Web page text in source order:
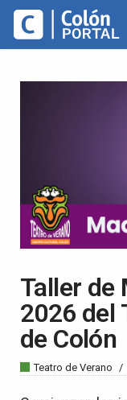
Taller de
2026 del
de Colón
Teatro de Verano